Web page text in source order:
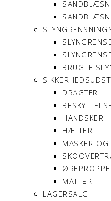
BRUGTE
DRAGTER
HANDSKER
HÆTTER
MASKER OG
MÅTTER
LAGERSALG